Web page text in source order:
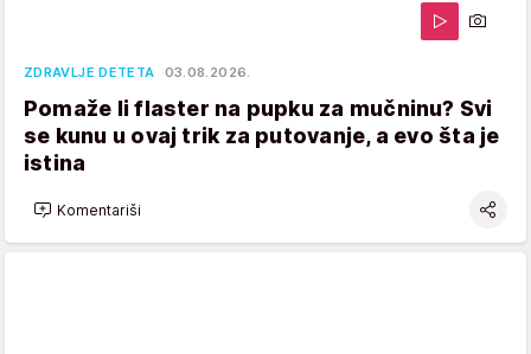
ZDRAVLJE DETETA 03.08.2026.
Pomaže li flaster na pupku za mučninu? Svi
se kunu u ovaj trik za putovanje, a evo šta je
istina
Komentariši